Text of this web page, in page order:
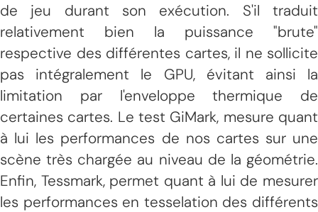
de jeu durant son exécution. S'il traduit
relativement bien la puissance "brute"
respective des différentes cartes, il ne sollicite
pas intégralement le GPU, évitant ainsi la
limitation par l'enveloppe thermique de
certaines cartes. Le test GiMark, mesure quant
à lui les performances de nos cartes sur une
scène très chargée au niveau de la géométrie.
Enfin, Tessmark, permet quant à lui de mesurer
les performances en tesselation des différents